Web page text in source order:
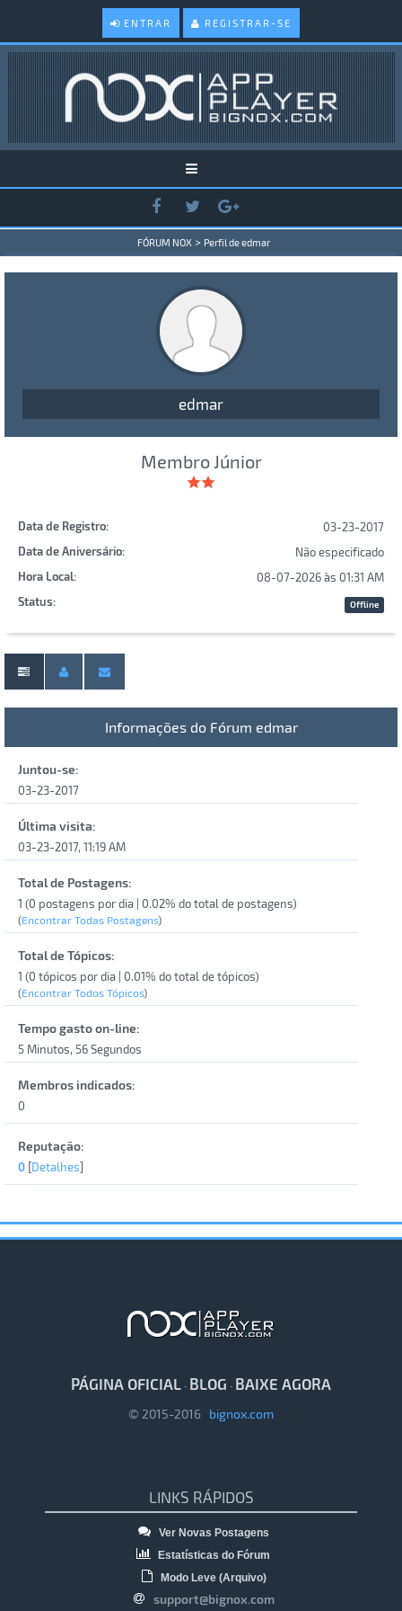
ENTRAR REGISTRAR-SE
FÓRUM NOX > Perfil de edmar
edmar
Membro Júnior
Data de Registro:
03-23-2017
Data de Aniversário:
Não especificado
Hora Local:
08-07-2026 às 01:31 AM
Status:
Offline
Informações do Fórum edmar
Juntou-se:
03-23-2017
Última visita:
03-23-2017, 11:19 AM
Total de Postagens:
1 (0 postagens por dia | 0.02% do total de postagens)
(Encontrar Todas Postagens)
Total de Tópicos:
1 (0 tópicos por dia | 0.01% do total de tópicos)
(Encontrar Todos Tópicos)
Tempo gasto on-line:
5 Minutos, 56 Segundos
Membros indicados:
0
Reputação:
0 [Detalhes]
PÁGINA OFICIAL · BLOG · BAIXE AGORA
© 2015-2016 bignox.com
LINKS RÁPIDOS
Ver Novas Postagens
Estatísticas do Fórum
Modo Leve (Arquivo)
support@bignox.com